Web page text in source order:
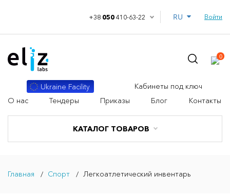
+38 050410-63-22 Войти
КАТАЛОГ ТОВАРОВ
Ukraine Facility
Кабинеты под ключ
О нас
Тендеры Приказы Блог Контакты
0
Главная Спорт Легкоатлетический инвентарь